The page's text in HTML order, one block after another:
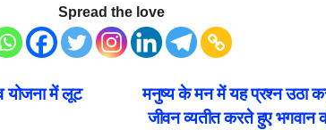
Spread the love
मनुष्य के मन में यह प्रश्न उठा
जीवन व्यतीत करते हुए भगवान
योजना में लूट